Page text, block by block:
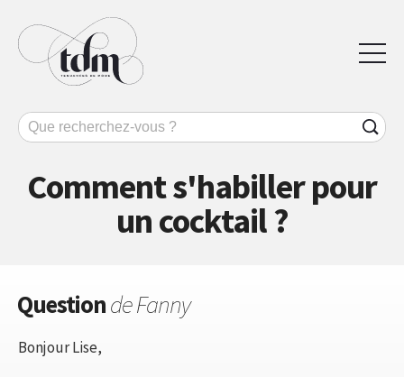
Comment s'habiller pour
un cocktail ?
Questionde Fanny
Bonjour Lise,